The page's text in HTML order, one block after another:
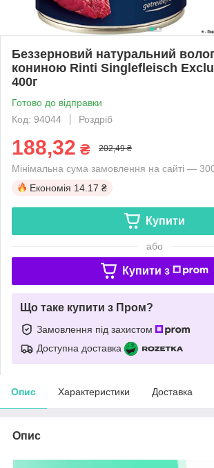
Беззерновий натуральний
кониною Rinti Singlefleisch
400г
Готово до відправки
Код: 94044
Роздріб
188,32 ₴ 202,49 ₴
Мінімальна сума замовлення на сайті —
Економія 14.17 ₴
Купити
або
Купити з
Що таке купити з Пром?
Замовлення під захистом
Доступна доставка
Опис Характеристики Доставка
Опис